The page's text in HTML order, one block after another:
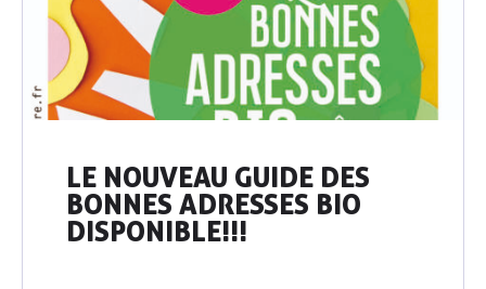
LE NOUVEAU GUIDE DES
BONNES ADRESSES BIO
DISPONIBLE!!!